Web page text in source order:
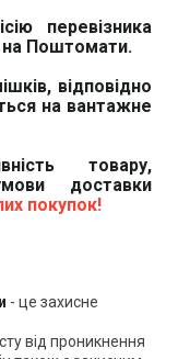
перевізника
на Поштомати.
відповідно
на вантажне
товару,
доставки
покупок!
- це захисне
від проникнення